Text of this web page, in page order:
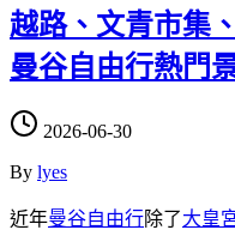
越路、文青市集
曼谷自由行熱門
2026-06-30
By lyes
近年曼谷自由行除了大皇